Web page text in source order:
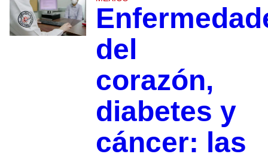
del
corazón,
diabetes y
cáncer: las